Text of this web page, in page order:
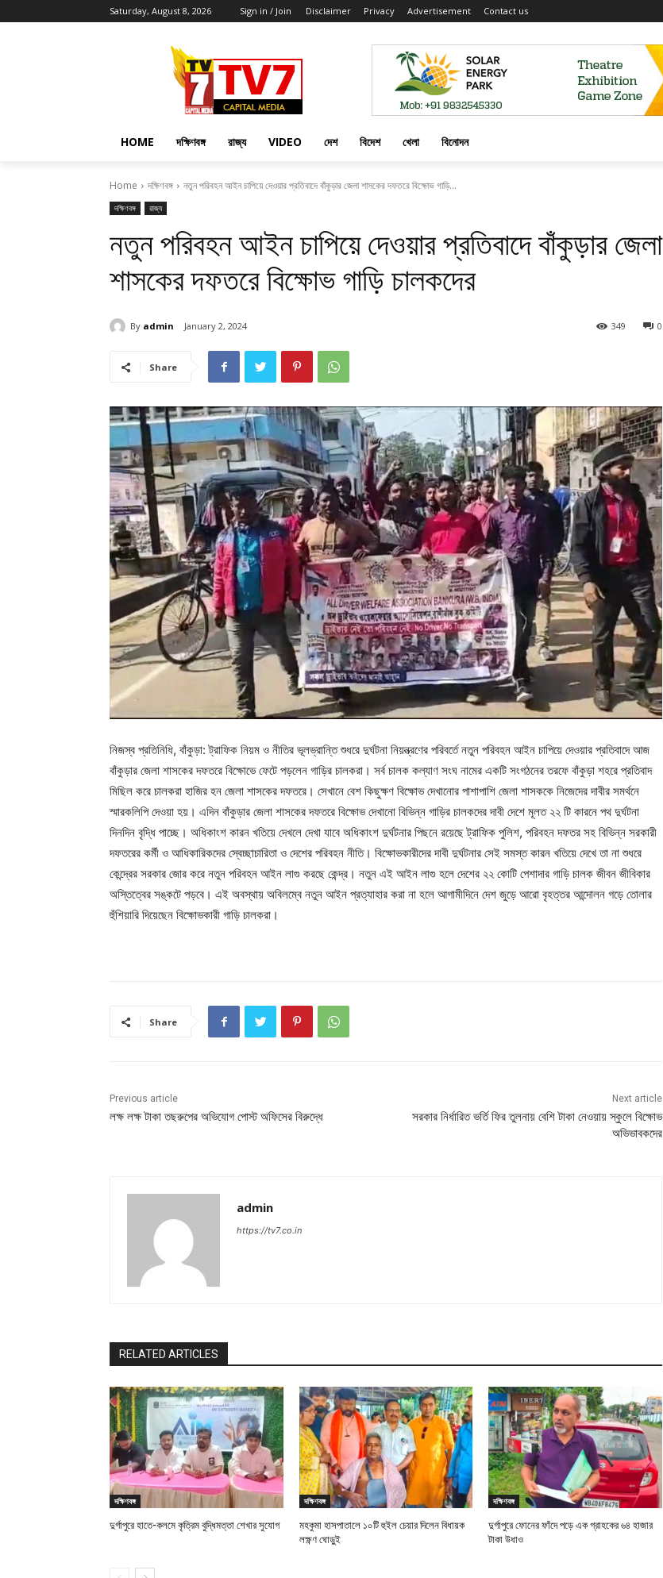
Saturday, August 8, 2026 Sign in / Join Disclaimer Privacy Advertisement Contact us
HOME দক্ষিণবঙ্গ রাজ্য VIDEO দেশ বিদেশ খেলা বিনোদন
Home দক্ষিণবঙ্গ নতুন পরিবহন আইন চাপিয়ে দেওয়ার প্রতিবাদে বাঁকুড়ার জেলা শাসকের দফতরে বিক্ষোভ গাড়ি...
দক্ষিণবঙ্গ রাজ্য
নতুন পরিবহন আইন চাপিয়ে দেওয়ার প্রতিবাদে বাঁকুড়ার জেলা
শাসকের দফতরে বিক্ষোভ গাড়ি চালকদের
By admin January 2, 2024 0
349
Share
নিজস্ব প্রতিনিধি, বাঁকুড়া: ট্রাফিক নিয়ম ও নীতির ভূলভ্রান্তি শুধরে দুর্ঘটনা নিয়ন্ত্রণের পরিবর্তে নতুন পরিবহন আইন চাপিয়ে দেওয়ার প্রতিবাদে আজ
বাঁকুড়ার জেলা শাসকের দফতরে বিক্ষোভে ফেটে পড়লেন গাড়ির চালকরা। সর্ব চালক কল্যাণ সংঘ নামের একটি সংগঠনের তরফে বাঁকুড়া শহরে প্রতিবাদ
মিছিল করে চালকরা হাজির হন জেলা শাসকের দফতরে। সেখানে বেশ কিছুক্ষণ বিক্ষোভ দেখানোর পাশাপাশি জেলা শাসককে নিজেদের দাবীর সমর্থনে
স্মারকলিপি দেওয়া হয়। এদিন বাঁকুড়ার জেলা শাসকের দফতরে বিক্ষোভ দেখানো বিভিন্ন গাড়ির চালকদের দাবী দেশে মূলত ২২ টি কারনে পথ দুর্ঘটনা
দিনদিন বৃদ্ধি পাচ্ছে। অধিকাংশ কারন খতিয়ে দেখলে দেখা যাবে অধিকাংশ দুর্ঘটনার পিছনে রয়েছে ট্রাফিক পুলিশ, পরিবহন দফতর সহ বিভিন্ন সরকারী
দফতরের কর্মী ও আধিকারিকদের স্বেচ্ছাচারিতা ও দেশের পরিবহন নীতি। বিক্ষোভকারীদের দাবী দুর্ঘটনার সেই সমস্ত কারন খতিয়ে দেখে তা না শুধরে
কেন্দ্রের সরকার জোর করে নতুন পরিবহন আইন লাগু করছে কেন্দ্র। নতুন এই আইন লাগু হলে দেশের ২২ কোটি পেশাদার গাড়ি চালক জীবন জীবিকার
অস্তিত্বের সঙ্কটে পড়বে। এই অবস্থায় অবিলম্বে নতুন আইন প্রত্যাহার করা না হলে আগামীদিনে দেশ জুড়ে আরো বৃহত্তর আন্দোলন গড়ে তোলার
হুঁশিয়ারি দিয়েছেন বিক্ষোভকারী গাড়ি চালকরা।
Share
Previous article
লক্ষ লক্ষ টাকা তছরুপের অভিযোগ পোস্ট অফিসের বিরুদ্ধে
Next article
সরকার নির্ধারিত ভর্তি ফির তুলনায় বেশি টাকা নেওয়ায় স্কুলে বিক্ষোভ
অভিভাবকদের
admin
https://tv7.co.in
RELATED ARTICLES
দক্ষিণবঙ্গ
দুর্গাপুরে হাতে-কলমে কৃত্রিম বুদ্ধিমত্তা শেখার সুযোগ
দক্ষিণবঙ্গ
মহকুমা হাসপাতালে ১০টি হুইল চেয়ার দিলেন বিধায়ক
লক্ষ্ণণ ঘোড়ুই
দক্ষিণবঙ্গ
দুর্গাপুরে ফোনের ফাঁদে পড়ে এক গ্রাহকের ৬৪ হাজার
টাকা উধাও